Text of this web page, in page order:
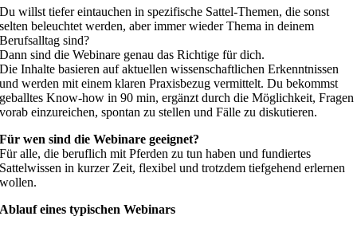
Du willst tiefer eintauchen in spezifische Sattel-Themen, die sonst
selten beleuchtet werden, aber immer wieder Thema in deinem
Berufsalltag sind?
Dann sind die Webinare genau das Richtige für dich.
Die Inhalte basieren auf aktuellen wissenschaftlichen Erkenntnissen
und werden mit einem klaren Praxisbezug vermittelt. Du bekommst
geballtes Know-how in 90 min, ergänzt durch die Möglichkeit, Fragen
vorab einzureichen, spontan zu stellen und Fälle zu diskutieren.
Für wen sind die Webinare geeignet?
Für alle, die beruflich mit Pferden zu tun haben und fundiertes
Sattelwissen in kurzer Zeit, flexibel und trotzdem tiefgehend erlernen
wollen.
Ablauf eines typischen Webinars